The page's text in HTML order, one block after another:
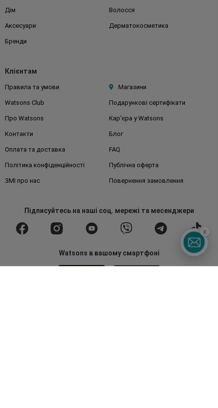
Дім Волосся
Аксесуари Дерматокосметика
Бренди
Клієнтам
Правила та умови Магазини
Watsons Club Подарункові сертифікати
Про Watsons Кар'єра у Watsons
Контакти Блог
Оплата та доставка FAQ
Політика конфіденційності Публічна оферта
ЗМІ про нас Повернення замовлення
Підписуйтесьна наші соц. мережі та месенджери
Watsons в вашому смартфоні
x